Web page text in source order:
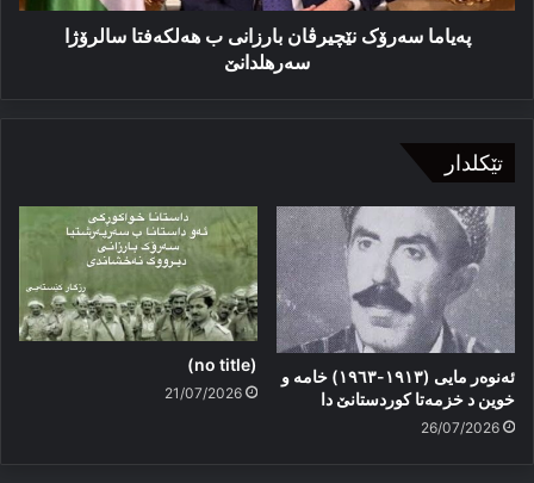
پەیاما سەرۆک نێچیرڤان بارزانی ب هەلکەفتا سالرۆژا
سەرهلدانێ
تێکلدار
ئەنوەر مایی (١٩١٣-١٩٦٣) خامە و
خوین د خزمەتا کوردستانێ دا
26/07/2026
(no title)
21/07/2026